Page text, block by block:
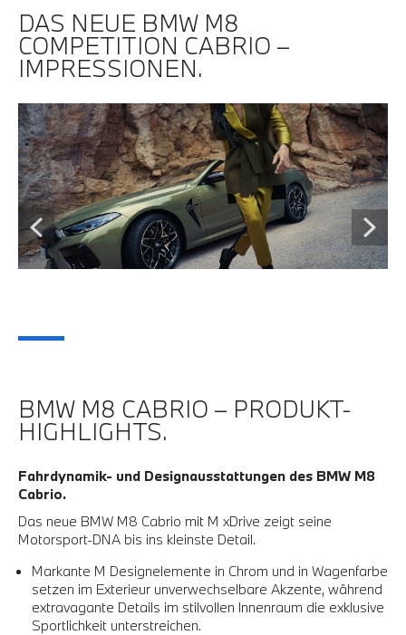
DAS NEUE BMW M8
COMPETITION CABRIO –
IMPRESSIONEN.
BMW M8 CABRIO – PRODUKT-
HIGHLIGHTS.
Fahrdynamik- und Designausstattungen des BMW M8
Cabrio.
Das neue BMW M8 Cabrio mit M xDrive zeigt seine
Motorsport-DNA bis ins kleinste Detail.
Markante M Designelemente in Chrom und in Wagenfarbe
setzen im Exterieur unverwechselbare Akzente, während
extravagante Details im stilvollen Innenraum die exklusive
Sportlichkeit unterstreichen.